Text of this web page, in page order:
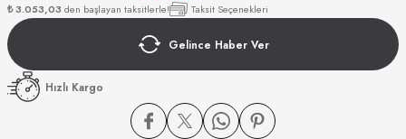
₺ 3.053,03 den başlayan taksitlerle! Taksit Seçenekleri
Gelince Haber Ver
Hızlı Kargo